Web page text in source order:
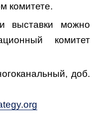
комитете.
выставки можно
комитет
доб.